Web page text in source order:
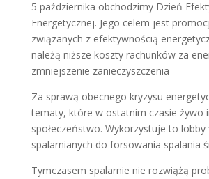
5 października obchodzimy Dzień
Energetycznej. Jego celem jest
związanych z efektywnością
należą niższe koszty rachunków za
zmniejszenie zanieczyszczenia
Za sprawą obecnego kryzysu
tematy, które w ostatnim czasie żywo
społeczeństwo. Wykorzystuje to lobby
spalarnianych do forsowania spalania
Tymczasem spalarnie nie rozwiążą